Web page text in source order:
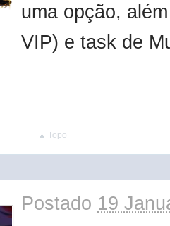
uma opção,
VIP) e task de
Topo
Postado 19